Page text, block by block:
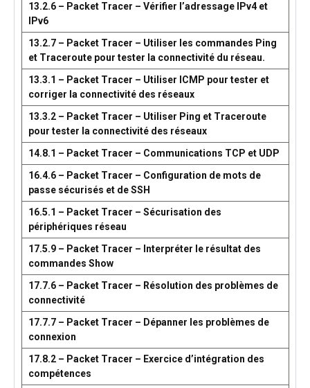
13.2.6 – Packet Tracer – Vérifier l’adressage IPv4 et
IPv6
13.2.7 – Packet Tracer – Utiliser les commandes Ping
et Traceroute pour tester la connectivité du réseau.
13.3.1 – Packet Tracer – Utiliser ICMP pour tester et
corriger la connectivité des réseaux
13.3.2 – Packet Tracer – Utiliser Ping et Traceroute
pour tester la connectivité des réseaux
14.8.1 – Packet Tracer – Communications TCP et UDP
16.4.6 – Packet Tracer – Configuration de mots de
passe sécurisés et de SSH
16.5.1 – Packet Tracer – Sécurisation des
périphériques réseau
17.5.9 – Packet Tracer – Interpréter le résultat des
commandes Show
17.7.6 – Packet Tracer – Résolution des problèmes de
connectivité
17.7.7 – Packet Tracer – Dépanner les problèmes de
connexion
17.8.2 – Packet Tracer – Exercice d’intégration des
compétences